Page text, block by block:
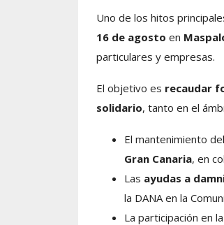
Uno de los hitos
16 de agosto en
particulares y empresas.
El objetivo es recaudar
solidario, tanto en el
El mantenimiento del
Gran Canaria, en
Las ayudas a
la DANA en la
La participación en la